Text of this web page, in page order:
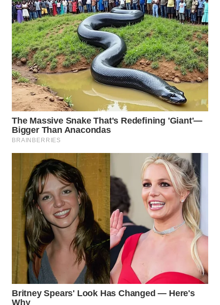
WN
INDRAMAYU
WN
KUNINGAN
WN
MAJALENGKA
WN
SUBANG
WN
SUKABUMI
WN
PURWAKARTA
WN
PRIANGAN
TIMUR
WN
SEMARANG